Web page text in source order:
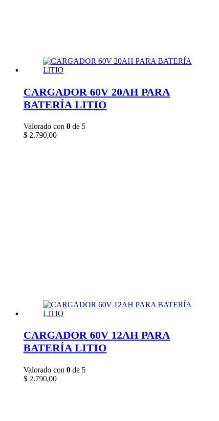
CARGADOR 60V 20AH PARA
BATERÍA LITIO
Valorado con 0 de 5
$ 2.790,00
CARGADOR 60V 12AH PARA
BATERÍA LITIO
Valorado con 0 de 5
$ 2.790,00